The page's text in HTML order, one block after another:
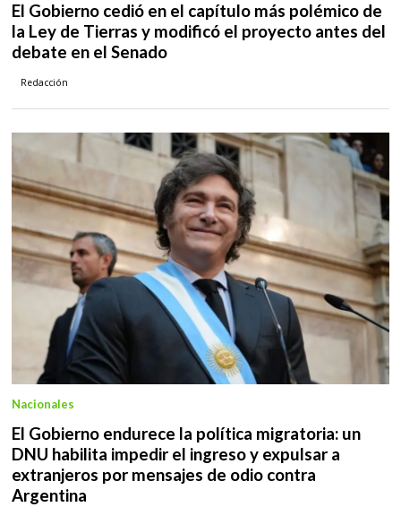
El Gobierno cedió en el capítulo más polémico de
la Ley de Tierras y modificó el proyecto antes del
debate en el Senado
Redacción
El Gobierno endurece la política migratoria: un
DNU habilita impedir el ingreso y expulsar a
extranjeros por mensajes de odio contra
Argentina
Nacionales